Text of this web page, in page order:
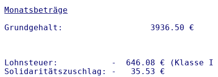
Monatsbeträge
Lohnsteuer:           -  646.08 € (Klasse I)
Solidaritätszuschlag: -   35.53 €